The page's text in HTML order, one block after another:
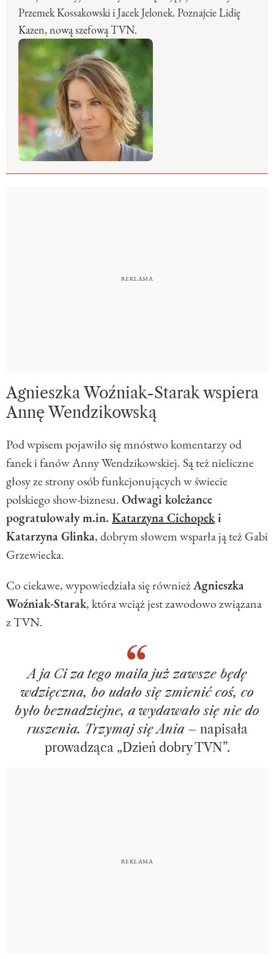
Przemek Kossakowski i Jacek Jelonek. Poznajcie Lidię
Kazen, nową szefową TVN.
Agnieszka Woźniak-Starak wspiera
Annę Wendzikowską
Pod wpisem pojawiło się mnóstwo komentarzy od
fanek i fanów Anny Wendzikowskiej. Są też nieliczne
głosy ze strony osób funkcjonujących w świecie
polskiego show-biznesu.Odwagi koleżance
pogratulowały m.in. Katarzyna Cichopeki
Katarzyna Glinka, dobrym słowem wsparła ją też Gabi
Grzewiecka.
Co ciekawe, wypowiedziała się równieżAgnieszka
Woźniak-Starak, która wciąż jest zawodowo związana
z TVN.
A ja Ci za tego maila już zawsze będę
wdzięczna, bo udało się zmienić coś, co
było beznadziejne, a wydawało się nie do
ruszenia. Trzymaj się Ania – napisała
prowadząca „Dzień dobry TVN”.